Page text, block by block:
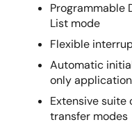
Programmable
List mode
Flexible
Automatic
only
Extensive suite
transfer modes